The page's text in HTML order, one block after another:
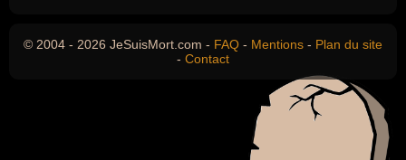
© 2004 - 2026 JeSuisMort.com - FAQ - Mentions - Plan du site
- Contact